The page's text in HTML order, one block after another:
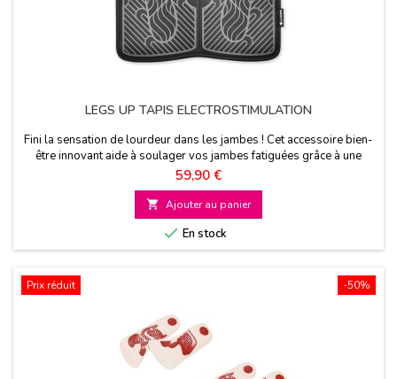
LEGS UP TAPIS ELECTROSTIMULATION
Fini la sensation de lourdeur dans les jambes ! Cet accessoire bien-
être innovant aide à soulager vos jambes fatiguées grâce à une
technologie de stimulation électrique douce
Prix
59,90 €
 Ajouter au panier
 En stock
-50%
Prix réduit